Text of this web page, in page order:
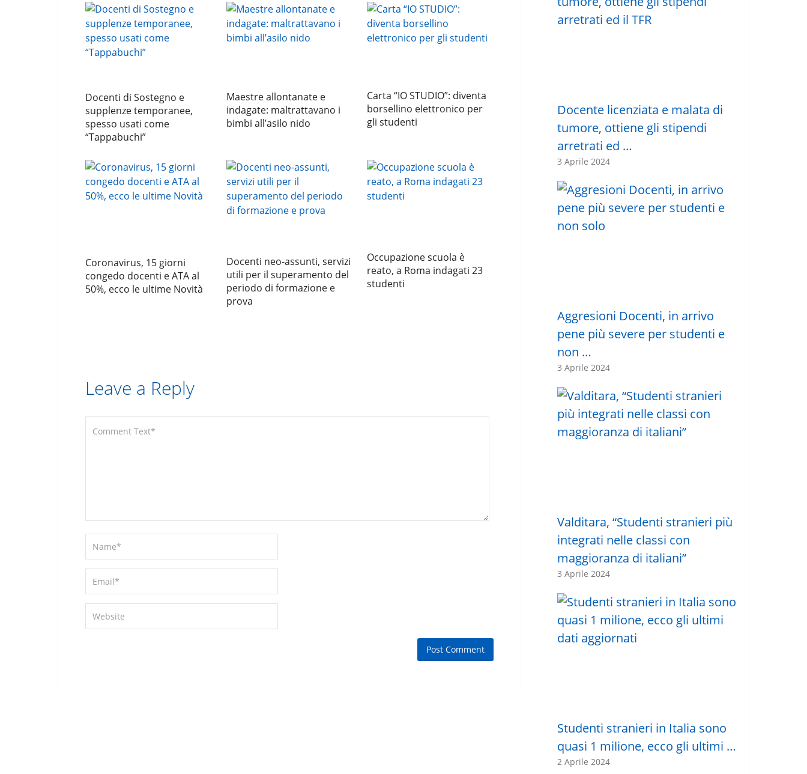
Docenti di Sostegno e
supplenze temporanee,
spesso usati come
“Tappabuchi”
Maestre allontanate e
indagate: maltrattavano i
bimbi all’asilo nido
Carta “IO STUDIO”: diventa
borsellino elettronico per
gli studenti
Coronavirus, 15 giorni
congedo docenti e ATA al
50%, ecco le ultime Novità
Docenti neo-assunti, servizi
utili per il superamento del
periodo di formazione e
prova
Occupazione scuola è
reato, a Roma indagati 23
studenti
Leave a Reply
Docente licenziata e malata di
tumore, ottiene gli stipendi
arretrati ed …
3 Aprile 2024
Aggresioni Docenti, in arrivo
pene più severe per studenti e
non …
3 Aprile 2024
Valditara, “Studenti stranieri più
integrati nelle classi con
maggioranza di italiani”
3 Aprile 2024
Studenti stranieri in Italia sono
quasi 1 milione, ecco gli ultimi …
2 Aprile 2024